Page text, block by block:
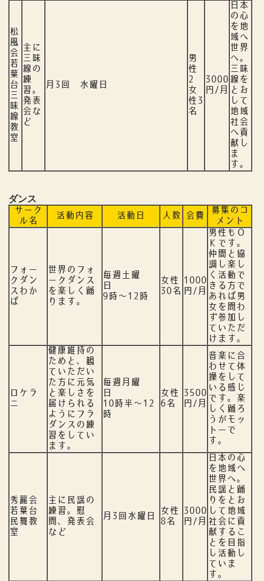
松
風
会
若
葉
台
三
味
線
教
室
主に
三味
線の
練
習。
発表
会な
ど
月3回 水曜日
男
性
2
女
性3
名
3000
円/月
日本
の心
を地
域へ
世界
へ。
三味
線を
とお
して
地域
社会
へ貢
献し
ま
す。
ダンス
サーク
ル名
活動内容 活動日 人数 会費
募集のコ
メント
フォー
クダン
スわか
ば
世界のフォ
ークダンス
を楽しく踊
ります。
毎週土曜
日
9時～12時
女性
30名
1000
円/月
男性もＯ
Ｋです。
仲間と協
調し楽し
く活動で
きる方で
あれば男
女を問わ
ず参加し
ていただ
けます。
ロケラ
ニ
健康維持の
ためと、観
ていただい
た方に元気
と楽しさを
届けられる
ようにフラ
ダンスの練
習をしてい
ます。
毎週月曜
日
10時半～12
時
女性
6名
3500
円/月
音楽に合
わせて体
操をして
いる感じ
です。楽
しく踊ろ
うがモッ
トーで
す。
秀麗会
若葉台
民舞教
室
主に民謡の
練習。慰
問、発表会
など
月3回水曜日
女性
8名
3000
円/月
日本の心
を地域へ
世界へ。
民謡と踊
りをとお
して地域
社会に貢
献するこ
とを目指
し活動し
ていま
す。